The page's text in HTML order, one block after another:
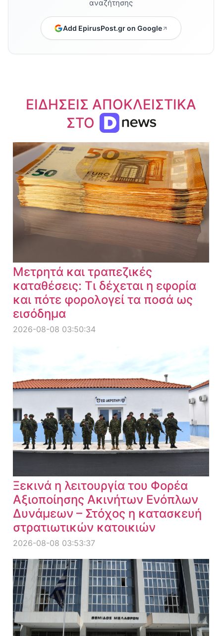
αναζήτησης
Add EpirusPost.gr on Google
ΕΙΔΗΣΕΙΣ ΑΠΟΚΛΕΙΣΤΙΚΑ
ΣΤΟ
Μετρητά και τραπεζικές
καταθέσεις: Τι δέχεται η εφορία
και πότε φορολογεί τα ποσά ως
εισόδημα
2026-08-08 03:50:34
Ξεκινά η λειτουργία του Φορέα
Αξιοποίησης Ακινήτων Ενόπλων
Δυνάμεων – Στόχος η κατασκευή
στρατιωτικών κατοικιών
2026-08-08 03:53:37